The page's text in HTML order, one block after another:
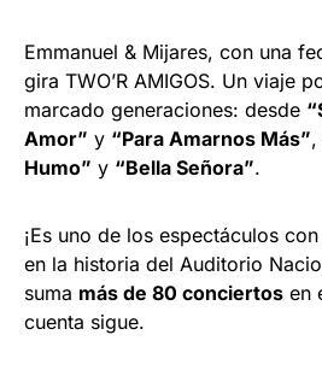
Emmanuel & Mijares, con una
gira TWO’R AMIGOS. Un viaje
marcado generaciones: desde
Amor” y “Para Amarnos Más”,
Humo” y “Bella Señora”.
¡Es uno de los espectáculos
en la historia del Auditorio
suma más de 80 conciertos en
cuenta sigue.